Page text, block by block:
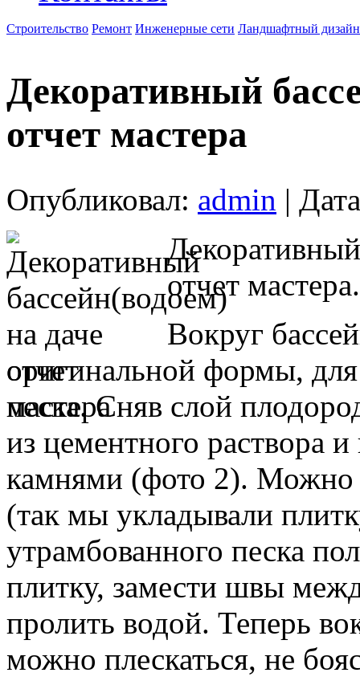
Строительство Ремонт Инженерные сети Ландшафтный дизайн
Декоративный
отчет мастера
Опубликовал: admin |
отчет мастера.
Вокруг
оригинальной формы,
песка. Сняв слой
из цементного раствора
камнями (фото 2). Можно
(так мы укладывали
утрамбованного песка
плитку, замести швы
пролить водой. Теперь
можно плескаться, не